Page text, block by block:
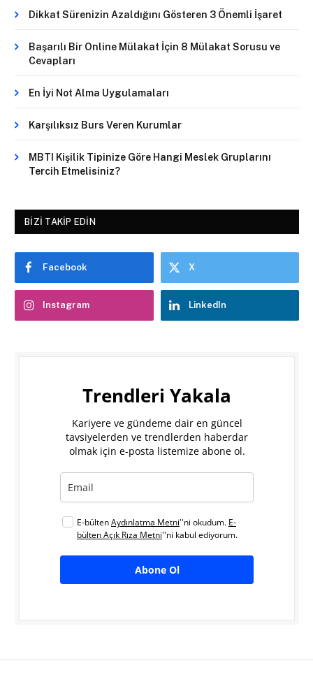
Dikkat Sürenizin Azaldığını Gösteren 3 Önemli İşaret
Başarılı Bir Online Mülakat İçin 8 Mülakat Sorusu ve
Cevapları
En İyi Not Alma Uygulamaları
Karşılıksız Burs Veren Kurumlar
MBTI Kişilik Tipinize Göre Hangi Meslek Gruplarını
Tercih Etmelisiniz?
BIZI TAKIP EDIN
Facebook X
Instagram LinkedIn
Trendleri Yakala
Kariyere ve gündeme dair en güncel
tavsiyelerden ve trendlerden haberdar
olmak için e-posta listemize abone ol.
E-bültenAydınlatma Metni''ni okudum. E-
bülten Açık Rıza Metni''ni kabul ediyorum.
Abone Ol